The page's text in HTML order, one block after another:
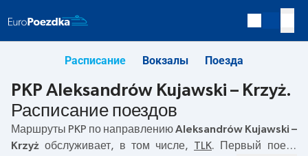
Расписание Вокзалы Поезда
PKP Aleksandrów Kujawski – Krzyż.
Расписание поездов
Маршруты PKP по направлениюAleksandrów Kujawski –
Krzyż обслуживает, в том числе, TLK. Первый поезд